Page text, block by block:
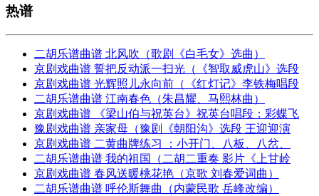
热谱
二胡乐谱曲谱 北风吹（歌剧《白毛女》选曲）
京剧戏曲谱 誓把反动派一扫光（《智取威虎山》选段
京剧戏曲谱 光辉照儿永向前（《红灯记》李铁梅唱段
二胡乐谱曲谱 江南春色（朱昌耀、马熙林曲）
京剧戏曲谱 《梁山伯与祝英台》祝英台唱段：彩蝶飞
豫剧戏曲谱 亲家母（豫剧《朝阳沟》选段 王迎迎演
京剧戏曲谱 二黄曲牌练习 ：小开门、八板、八岔、
二胡乐谱曲谱 我的祖国（二胡二重奏 影片《上甘岭
京剧戏曲谱 春风送暖桃花艳（京歌 刘春爱词曲）
二胡乐谱曲谱 呼伦斯舞曲（内蒙民歌 岳峰改编）